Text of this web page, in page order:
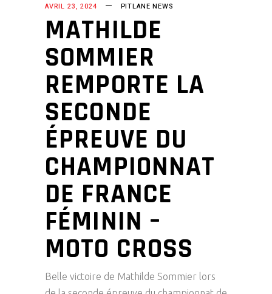
AVRIL 23, 2024 PITLANE NEWS
MATHILDE
SOMMIER
REMPORTE LA
SECONDE
ÉPREUVE DU
CHAMPIONNAT
DE FRANCE
FÉMININ –
MOTO CROSS
Belle victoire de Mathilde Sommier lors